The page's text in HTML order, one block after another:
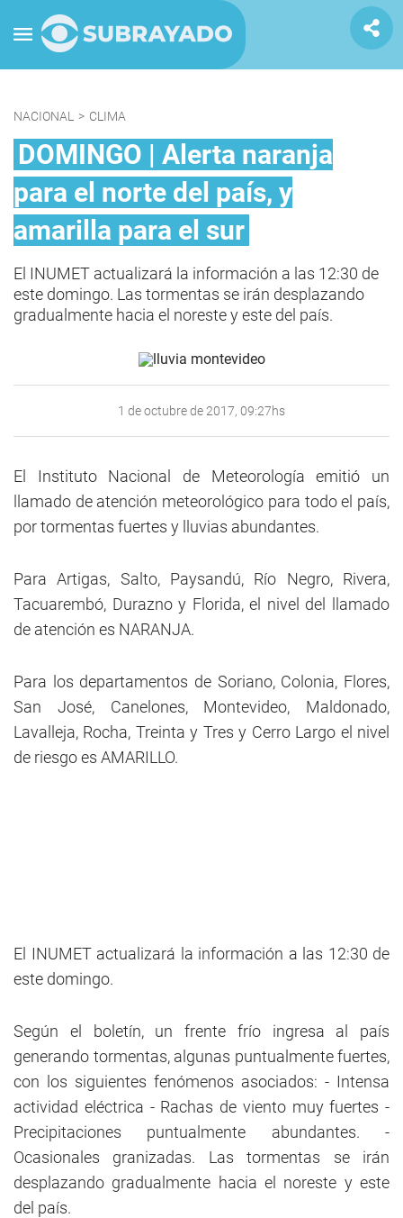
NACIONAL > CLIMA
DOMINGO | Alerta naranja
para el norte del país, y
amarilla para el sur
El INUMET actualizará la información a las 12:30 de
este domingo. Las tormentas se irán desplazando
gradualmente hacia el noreste y este del país.
1 de octubre de 2017, 09:27hs
El Instituto Nacional de Meteorología emitió un
llamado de atención meteorológico para todo el país,
por tormentas fuertes y lluvias abundantes.
Para Artigas, Salto, Paysandú, Río Negro, Rivera,
Tacuarembó, Durazno y Florida, el nivel del llamado
de atención es NARANJA.
Para los departamentos de Soriano, Colonia, Flores,
San José, Canelones, Montevideo, Maldonado,
Lavalleja, Rocha, Treinta y Tres y Cerro Largo el nivel
de riesgo es AMARILLO.
El INUMET actualizará la información a las 12:30 de
este domingo.
Según el boletín, un frente frío ingresa al país
generando tormentas, algunas puntualmente fuertes,
con los siguientes fenómenos asociados: - Intensa
actividad eléctrica - Rachas de viento muy fuertes -
Precipitaciones puntualmente abundantes. -
Ocasionales granizadas. Las tormentas se irán
desplazando gradualmente hacia el noreste y este
del país.